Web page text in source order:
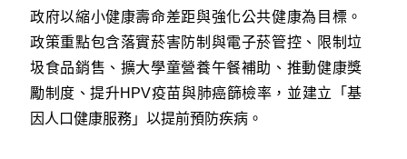
政府以縮小健康壽命差距與強化公共健康為目標。
政策重點包含落實菸害防制與電子菸管控、限制垃
圾食品銷售、擴大學童營養午餐補助、推動健康獎
勵制度、提升HPV疫苗與肺癌篩檢率，並建立「基
因人口健康服務」以提前預防疾病。